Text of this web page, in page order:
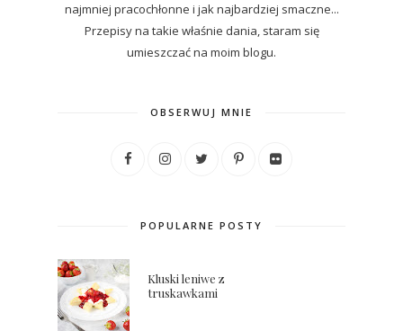
najmniej pracochłonne i jak najbardziej smaczne...
Przepisyna takie właśnie dania, staram się
umieszczać na moim blogu.
OBSERWUJ MNIE
POPULARNE POSTY
Kluski leniwe z
truskawkami